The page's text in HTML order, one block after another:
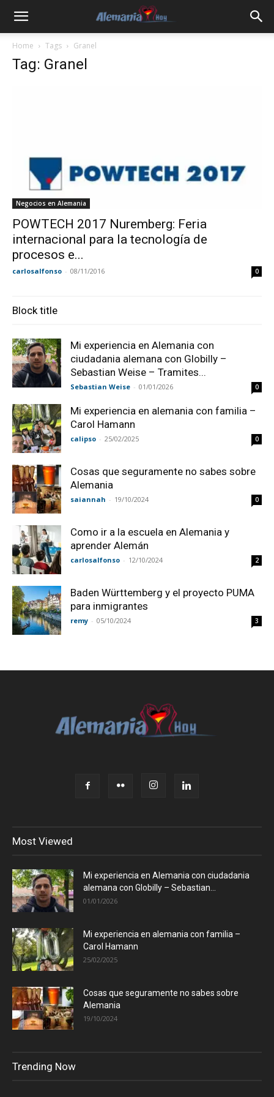
Home Tags Granel
Tag: Granel
Negocios en Alemania
POWTECH 2017 Nuremberg: Feria
internacional para la tecnología de
procesos e...
carlosalfonso - 08/11/2016 0
Block title
Mi experiencia en Alemania con
ciudadania alemana con Globilly –
Sebastian Weise – Tramites...
Sebastian Weise - 01/01/2026 0
Mi experiencia en alemania con familia –
Carol Hamann
calipso - 25/02/2025 0
Cosas que seguramente no sabes sobre
Alemania
saiannah - 19/10/2024 0
Como ir a la escuela en Alemania y
aprender Alemán
carlosalfonso - 12/10/2024 2
Baden Württemberg y el proyecto PUMA
para inmigrantes
remy - 05/10/2024 3
Most Viewed
Mi experiencia en Alemania con ciudadania
alemana con Globilly – Sebastian...
01/01/2026
Mi experiencia en alemania con familia –
Carol Hamann
25/02/2025
Cosas que seguramente no sabes sobre
Alemania
19/10/2024
Trending Now